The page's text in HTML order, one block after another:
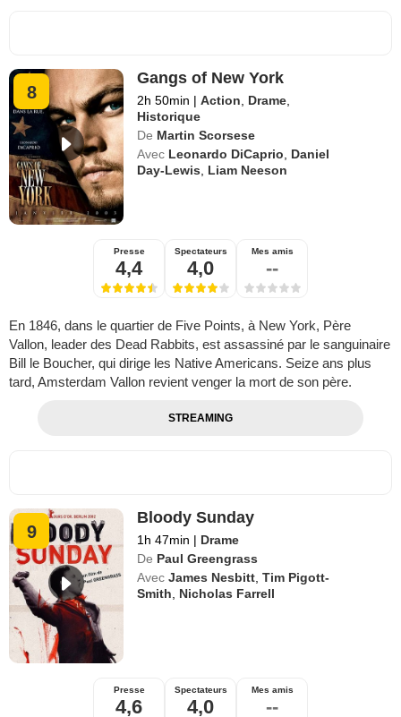
8
Gangs of New York
2h 50min | Action Drame
Historique
De Martin Scorsese
Avec Leonardo DiCaprio
Daniel
Day-Lewis
Liam Neeson
Presse
4,4
Spectateurs
4,0
Mes amis
--
En 1846, dans le quartier de Five Points, à New York, Père
Vallon, leader des Dead Rabbits, est assassiné par le sanguinaire
Bill le Boucher, qui dirige les Native Americans. Seize ans plus
tard, Amsterdam Vallon revient venger la mort de son père.
STREAMING
9
Bloody Sunday
1h 47min | Drame
De Paul Greengrass
Avec James Nesbitt ,Tim Pigott-
Smith
Nicholas Farrell
Presse
4,6
Spectateurs
4,0
Mes amis
--